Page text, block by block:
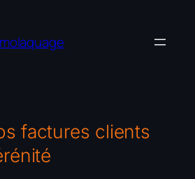
factures clients